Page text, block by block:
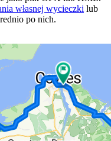
własnej wycieczki lub
po nich.